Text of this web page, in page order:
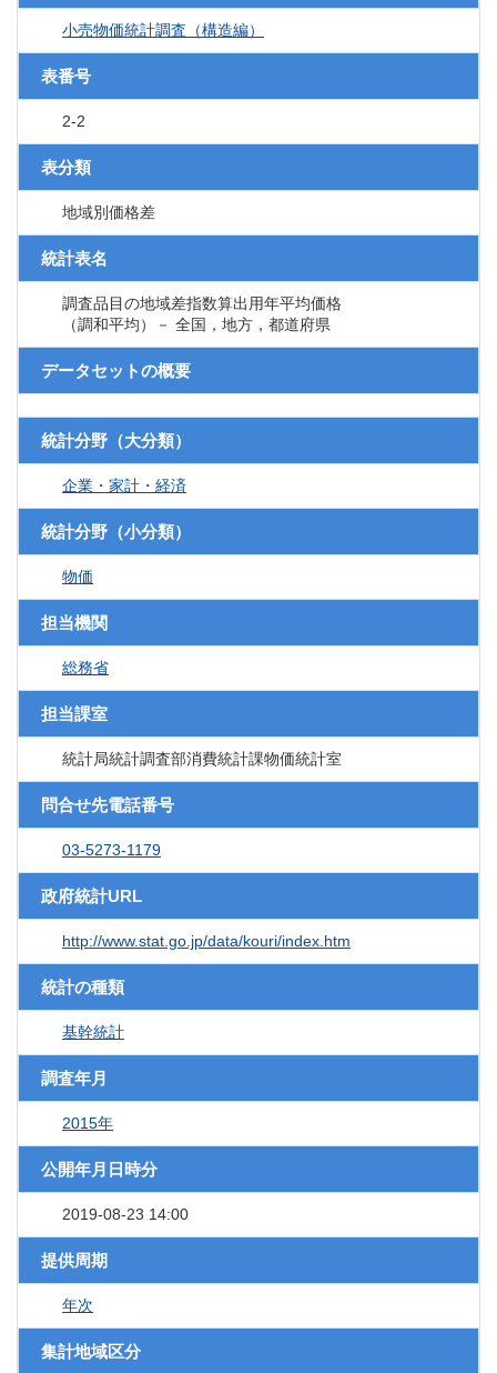
小売物価統計調査（構造編）
表番号
2-2
表分類
地域別価格差
統計表名
調査品目の地域差指数算出用年平均価格
（調和平均）－ 全国，地方，都道府県
データセットの概要
統計分野（大分類）
企業・家計・経済
統計分野（小分類）
物価
担当機関
総務省
担当課室
統計局統計調査部消費統計課物価統計室
問合せ先電話番号
03-5273-1179
政府統計URL
http://www.stat.go.jp/data/kouri/index.htm
統計の種類
基幹統計
調査年月
2015年
公開年月日時分
2019-08-23 14:00
提供周期
年次
集計地域区分